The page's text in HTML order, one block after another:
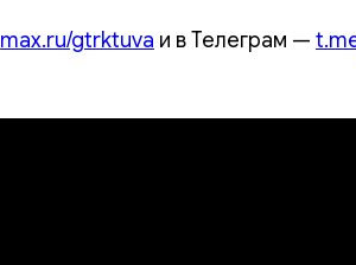
max.ru/gtrktuva и в Телеграм —